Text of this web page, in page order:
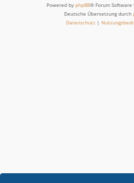
Powered by phpBB® Forum
Deutsche Übersetzung durch
Datenschutz |